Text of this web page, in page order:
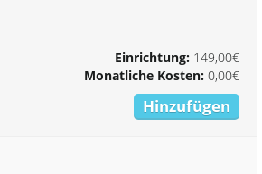
Einrichtung:149,00€
Monatliche Kosten:0,00€
Hinzufügen